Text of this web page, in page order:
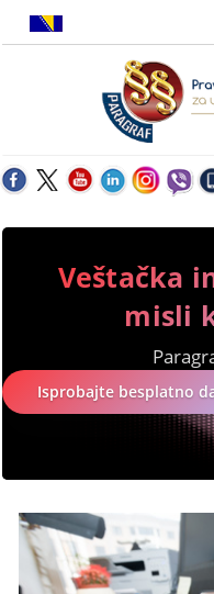
Veštačka
misli
Isprobajte besplatno